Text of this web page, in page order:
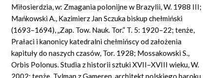
Miłosierdzia, w: Zmagania polonijne w Brazylii, W. 1988 III;
Mańkowski A., Kazimierz Jan Sczuka biskup chełmiński
(1693–1694), „Zap. Tow. Nauk. Tor.” T. 5: 1920–22; tenże,
Prałaci i kanonicy katedralni chełmińscy od założenia
kapituły do naszych czasów, Tor. 1928; Mossakowski S.,
Orbis Polonus. Studia z historii sztuki XVII–XVIII wieku, W.
2002; tenże, Tylman z Gameren, architekt polskiego baroku,